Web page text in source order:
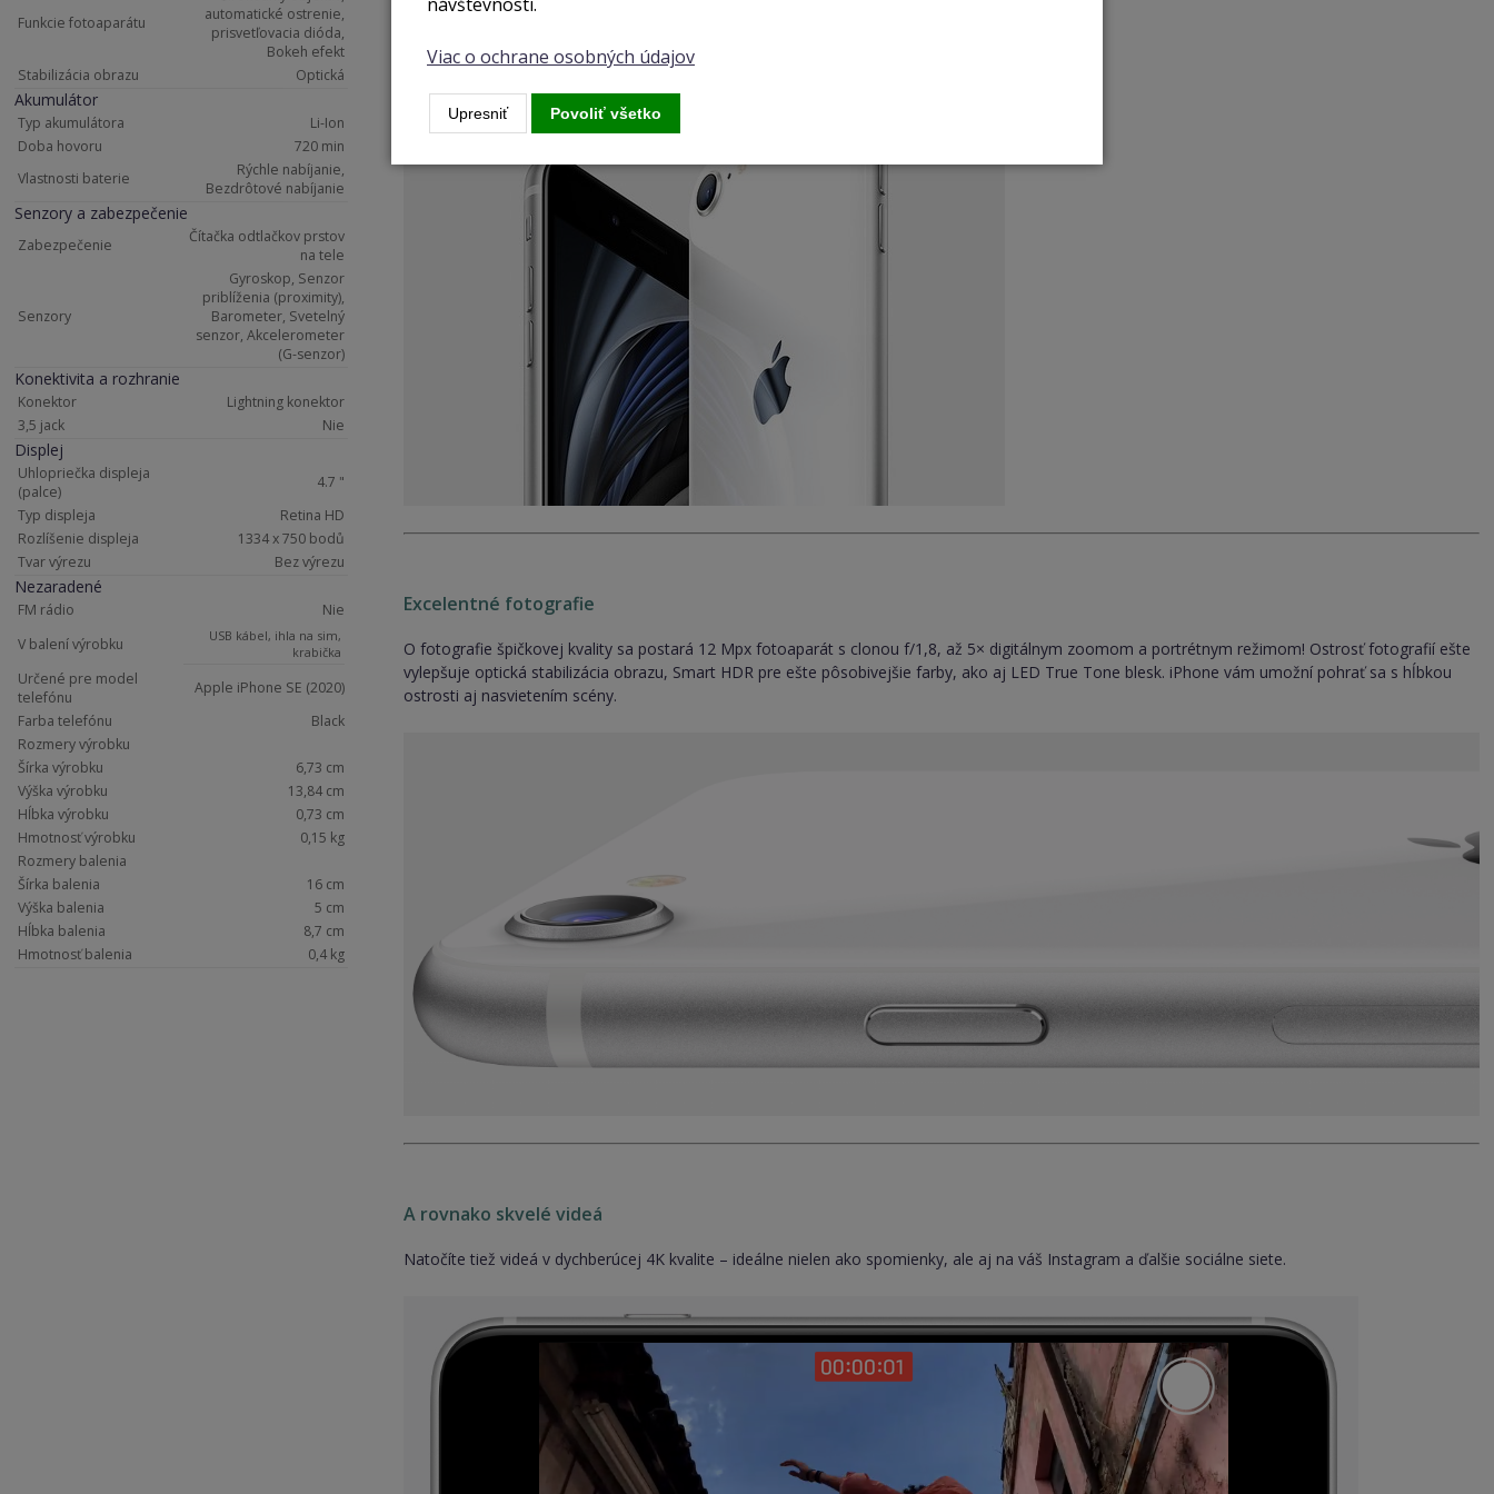
Funkcie fotoaparátu
automatické ostrenie,
prisvetľovacia dióda,
Bokeh efekt
Stabilizácia obrazu
Optická
Akumulátor
Typ akumulátora
Li-Ion
Doba hovoru
720 min
Vlastnosti baterie
Rýchle nabíjanie,
Bezdrôtové nabíjanie
Senzory a zabezpečenie
Zabezpečenie
Čítačka odtlačkov prstov
na tele
Senzory
Gyroskop, Senzor
priblíženia (proximity),
Barometer, Svetelný
senzor, Akcelerometer
(G-senzor)
Konektivita a rozhranie
Konektor
Lightning konektor
3,5 jack
Nie
Displej
Uhlopriečka displeja
(palce)
4.7 "
Typ displeja
Retina HD
Rozlíšenie displeja
1334 x 750 bodů
Tvar výrezu
Bez výrezu
Nezaradené
FM rádio
Nie
V balení výrobku
USB kábel, ihla na sim,
krabička
Určené pre model
telefónu
Apple iPhone SE (2020)
Farba telefónu
Black
Rozmery výrobku
Šírka výrobku
6,73 cm
Výška výrobku
13,84 cm
Hĺbka výrobku
0,73 cm
Hmotnosť výrobku
0,15 kg
Rozmery balenia
Šírka balenia
16 cm
Výška balenia
5 cm
Hĺbka balenia
8,7 cm
Hmotnosť balenia
0,4 kg
Excelentné fotografie
O fotografie špičkovej kvality sa postará 12 Mpx fotoaparát s clonou f/1,8, až 5× digitálnym zoomom a portrétnym režimom! Ostrosť fotografií ešte
vylepšuje optická stabilizácia obrazu, Smart HDR pre ešte pôsobivejšie farby, ako aj LED True Tone blesk. iPhone vám umožní pohrať sa s hĺbkou
ostrosti aj nasvietením scény.
A rovnako skvelé videá
Natočíte tiež videá v dychberúcej 4K kvalite – ideálne nielen ako spomienky, ale aj na váš Instagram a ďalšie sociálne siete.
Viac o ochrane osobných údajov
Upresniť Povoliť všetko